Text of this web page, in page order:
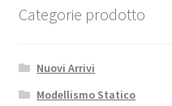
Categorie prodotto
Nuovi Arrivi
Modellismo Statico